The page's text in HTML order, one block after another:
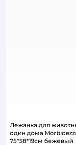
Лежанка для
один дома
75*58*19см бежевый